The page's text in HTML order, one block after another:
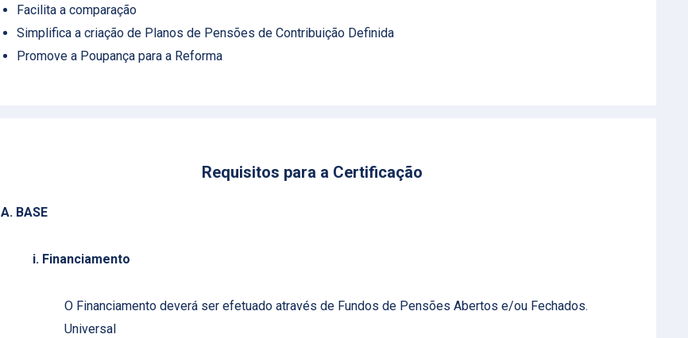
Facilita a comparação
Simplifica a criação de Planos de Pensões de Contribuição Definida
Promove a Poupança para a Reforma
Requisitos para a Certificação
A. BASE
i. Financiamento
O Financiamento deverá ser efetuado através de Fundos de Pensões Abertos e/ou Fechados.
Universal